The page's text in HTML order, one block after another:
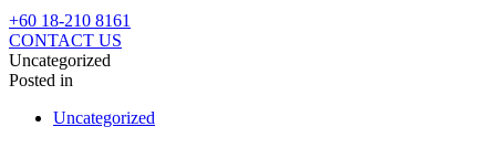
+60 18-210 8161
CONTACT US
Uncategorized
Posted in
Uncategorized